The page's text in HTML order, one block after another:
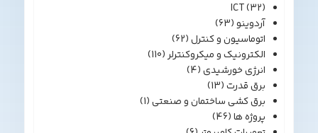
ICT(32)
آردوینو(63)
اتوماسیون و کنترل(62)
الکترونیک و میکروکنترلر(110)
انرژی خورشیدی(4)
برق قدرت(13)
برق کشی ساختمان و صنعتی(1)
پروژه ها(46)